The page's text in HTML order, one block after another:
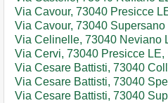
Via Cavour, 73040 Presicce
Via Cavour, 73040 Supersano
Via Celinelle, 73040 Neviano
Via Cervi, 73040 Presicce LE,
Via Cesare Battisti, 73040
Via Cesare Battisti, 73040
Via Cesare Battisti, 73040